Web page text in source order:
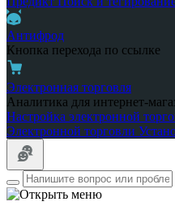
Антифрод
Кнопка перехода по ссылке
Электронная торговля
Аналитика для интернет-
Настройка электронной
Электронной торговли